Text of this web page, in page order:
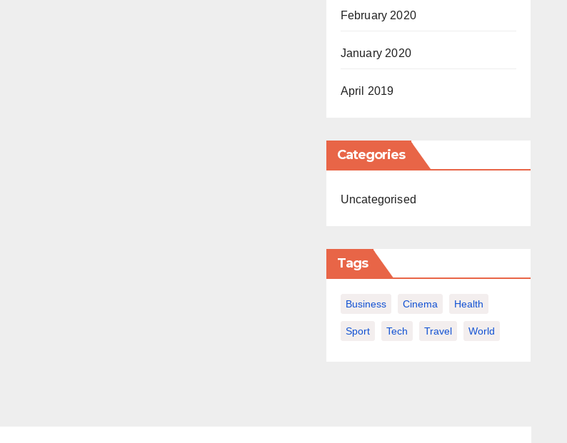
February 2020
January 2020
April 2019
Categories
Uncategorised
Tags
Business Cinema Health
Sport Tech Travel World